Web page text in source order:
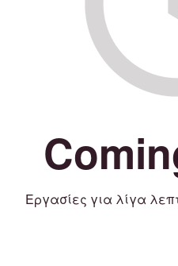
Εργασίες για λίγα